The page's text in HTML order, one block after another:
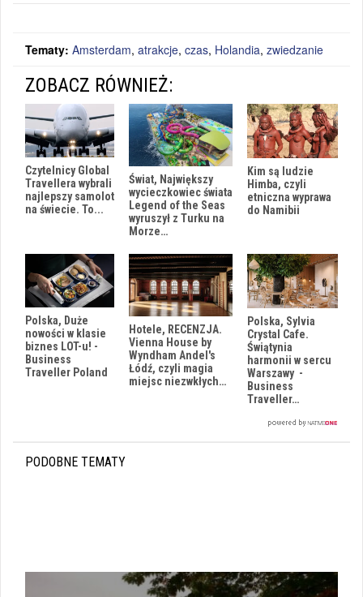
Tematy: Amsterdam, atrakcje, czas, Holandia, zwiedzanie
ZOBACZ RÓWNIEŻ:
Czytelnicy Global
Travellera wybrali
najlepszy samolot
na świecie. To...
Świat, Największy
wycieczkowiec świata
Legend of the Seas
wyruszył z Turku na
Morze…
Kim są ludzie
Himba, czyli
etniczna wyprawa
do Namibii
Polska, Duże
nowości w klasie
biznes LOT-u! -
Business
Traveller Poland
Hotele, RECENZJA.
Vienna House by
Wyndham Andel's
Łódź, czyli magia
miejsc niezwkłych…
Polska, Sylvia
Crystal Cafe.
Świątynia
harmonii w sercu
Warszawy -
Business
Traveller…
PODOBNE TEMATY